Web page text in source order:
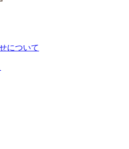
について